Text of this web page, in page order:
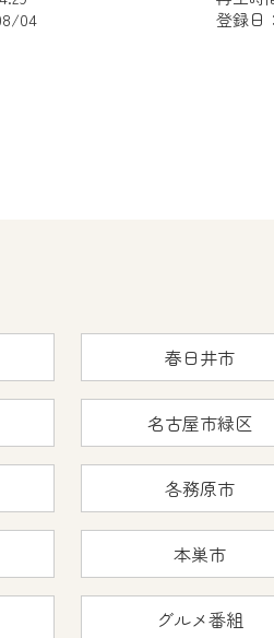
04
登録日
春日井市
名古屋市緑区
各務原市
本巣市
グルメ番組